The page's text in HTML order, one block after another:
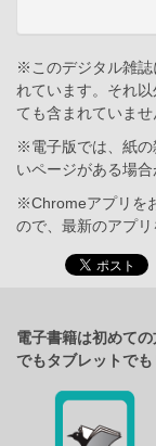
※このデジタル雑誌
れています。それ
ても含まれていませ
※電子版では、紙の
いページがある場合
※Chromeアプリを
ので、最新のアプリ
電子書籍は初めて
でもタブレットでも